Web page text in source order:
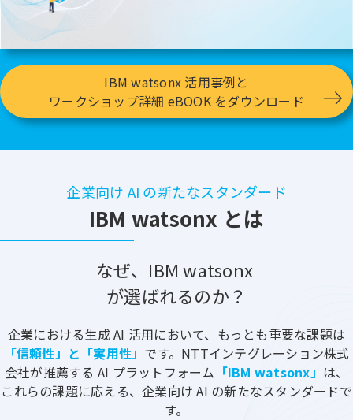
IBM watsonx 活用事例と
ワークショップ詳細 eBOOK をダウンロード
企業向け AI の新たなスタンダード
IBM watsonx とは
なぜ、IBM watsonx
が選ばれるのか？
企業における生成 AI 活用において、もっとも重要な課題は
「信頼性」と「実用性」 です。NTTインテグレーション株式
会社が推薦する AI プラットフォーム 「IBM watsonx」 は、
これらの課題に応える、企業向け AI の新たなスタンダードで
す。